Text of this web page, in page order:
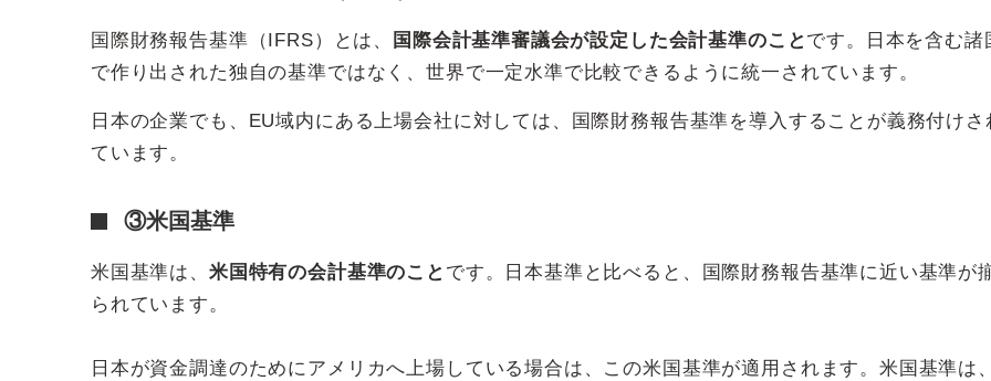
国際財務報告基準（IFRS）とは、 国際会計基準審議会が設定した会計基準のこと です。日本を含む諸
で作り出された独自の基準ではなく、世界で一定水準で比較できるように統一されています。
日本の企業でも、EU域内にある上場会社に対しては、国際財務報告基準を導入することが義務付けさ
ています。
③米国基準
米国基準は、 米国特有の会計基準のこと です。日本基準と比べると、国際財務報告基準に近い基準が
られています。
日本が資金調達のためにアメリカへ上場している場合は、この米国基準が適用されます。米国基準は